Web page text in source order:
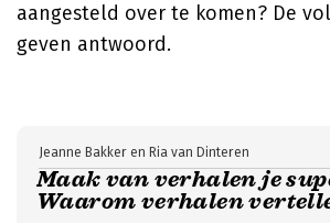
aangesteld over te komen? De
geven antwoord.
Maak van verhalen je
Waarom verhalen
Jeanne Bakker en Ria van Dinteren